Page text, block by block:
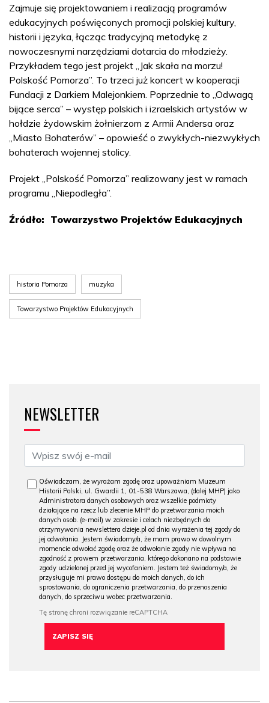
Zajmuje się projektowaniem i realizacją programów
edukacyjnych poświęconych promocji polskiej kultury,
historii i języka, łącząc tradycyjną metodykę z
nowoczesnymi narzędziami dotarcia do młodzieży.
Przykładem tego jest projekt „Jak skała na morzu!
Polskość Pomorza”. To trzeci już koncert w kooperacji
Fundacji z Darkiem Malejonkiem. Poprzednie to „Odwagą
bijące serca” – występ polskich i izraelskich artystów w
hołdzie żydowskim żołnierzom z Armii Andersa oraz
„Miasto Bohaterów” – opowieść o zwykłych-niezwykłych
bohaterach wojennej stolicy.
Projekt „Polskość Pomorza” realizowany jest w ramach
programu „Niepodległa”.
Źródło: Towarzystwo Projektów Edukacyjnych
historia Pomorza muzyka
Towarzystwo Projektów Edukacyjnych
NEWSLETTER
Oświadczam, że wyrażam zgodę oraz upoważniam Muzeum
Historii Polski, ul. Gwardii 1, 01-538 Warszawa, (dalej MHP) jako
Administratora danych osobowych oraz wszelkie podmioty
działające na rzecz lub zlecenie MHP do przetwarzania moich
danych osob. (e-mail) w zakresie i celach niezbędnych do
otrzymywania newslettera dzieje.pl od dnia wyrażenia tej zgody do
jej odwołania. Jestem świadomy/a, że mam prawo w dowolnym
momencie odwołać zgodę oraz że odwołanie zgody nie wpływa na
zgodność z prawem przetwarzania, którego dokonano na podstawie
zgody udzielonej przed jej wycofaniem. Jestem też świadomy/a, że
przysługuje mi prawo dostępu do moich danych, do ich
sprostowania, do ograniczenia przetwarzania, do przenoszenia
danych, do sprzeciwu wobec przetwarzania.